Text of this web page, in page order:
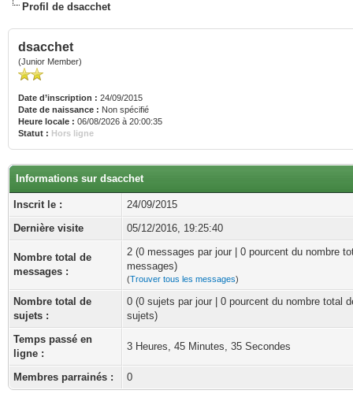
Profil de dsacchet
dsacchet
(Junior Member)
Date d’inscription : 24/09/2015
Date de naissance : Non spécifié
Heure locale : 06/08/2026 à 20:00:35
Statut : Hors ligne
Informations sur dsacchet
Inscrit le :
24/09/2015
Dernière visite
05/12/2016, 19:25:40
Nombre total de
messages :
2 (0 messages par jour | 0 pourcent du nombre
messages)
(Trouver tous les messages)
Nombre total de
sujets :
0 (0 sujets par jour | 0 pourcent du nombre total
sujets)
Temps passé en
ligne :
3 Heures, 45 Minutes, 35 Secondes
Membres parrainés : 0